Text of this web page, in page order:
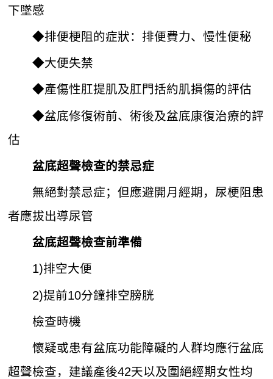
下墜感
◆排便梗阻的症狀：排便費力、慢性便秘
◆大便失禁
◆產傷性肛提肌及肛門括約肌損傷的評估
◆盆底修復術前、術後及盆底康復治療的評
估
盆底超聲檢查的禁忌症
無絕對禁忌症；但應避開月經期，尿梗阻患
者應拔出導尿管
盆底超聲檢查前準備
1)排空大便
2)提前10分鐘排空膀胱
檢查時機
懷疑或患有盆底功能障礙的人群均應行盆底
超聲檢查，建議產後42天以及圍絕經期女性均